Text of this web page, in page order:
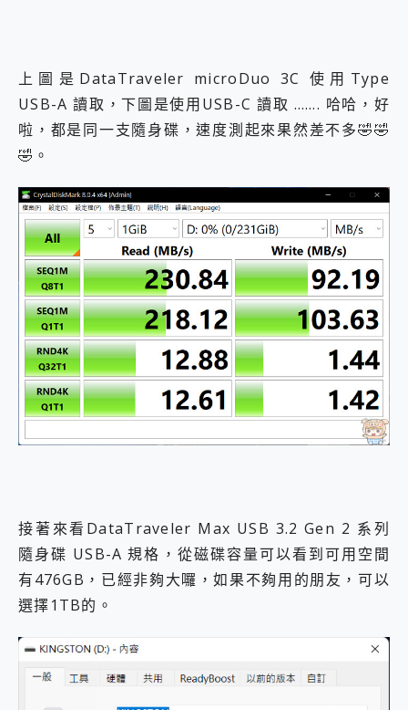
上圖是DataTraveler microDuo 3C 使用Type
USB-A 讀取，下圖是使用USB-C 讀取 ……. 哈哈，好
啦，都是同一支隨身碟，速度測起來果然差不多🤣🤣
🤣。
接著來看DataTraveler Max USB 3.2 Gen 2 系列
隨身碟 USB-A 規格，從磁碟容量可以看到可用空間
有476GB，已經非夠大囉，如果不夠用的朋友，可以
選擇1TB的。